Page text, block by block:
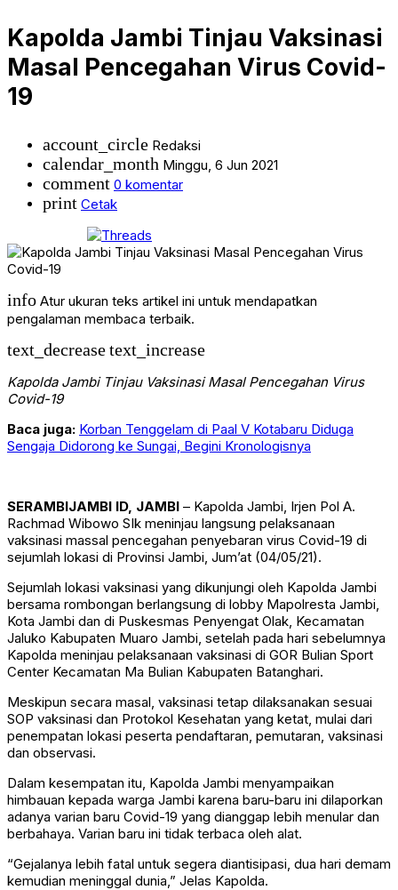
Kapolda Jambi Tinjau Vaksinasi
Masal Pencegahan Virus Covid-
19
account_circle Redaksi
calendar_month Minggu, 6 Jun 2021
comment 0 komentar
print Cetak
info Atur ukuran teks artikel ini untuk mendapatkan
pengalaman membaca terbaik.
text_decreasetext_increase
Kapolda Jambi Tinjau Vaksinasi Masal Pencegahan Virus
Covid-19
Baca juga: Korban Tenggelam di Paal V Kotabaru Diduga
Sengaja Didorong ke Sungai, Begini Kronologisnya
SERAMBIJAMBI ID, JAMBI – Kapolda Jambi, Irjen Pol A.
Rachmad Wibowo SIk meninjau langsung pelaksanaan
vaksinasi massal pencegahan penyebaran virus Covid-19 di
sejumlah lokasi di Provinsi Jambi, Jum’at (04/05/21).
Sejumlah lokasi vaksinasi yang dikunjungi oleh Kapolda Jambi
bersama rombongan berlangsung di lobby Mapolresta Jambi,
Kota Jambi dan di Puskesmas Penyengat Olak, Kecamatan
Jaluko Kabupaten Muaro Jambi, setelah pada hari sebelumnya
Kapolda meninjau pelaksanaan vaksinasi di GOR Bulian Sport
Center Kecamatan Ma Bulian Kabupaten Batanghari.
Meskipun secara masal, vaksinasi tetap dilaksanakan sesuai
SOP vaksinasi dan Protokol Kesehatan yang ketat, mulai dari
penempatan lokasi peserta pendaftaran, pemutaran, vaksinasi
dan observasi.
Dalam kesempatan itu, Kapolda Jambi menyampaikan
himbauan kepada warga Jambi karena baru-baru ini dilaporkan
adanya varian baru Covid-19 yang dianggap lebih menular dan
berbahaya. Varian baru ini tidak terbaca oleh alat.
“Gejalanya lebih fatal untuk segera diantisipasi, dua hari demam
kemudian meninggal dunia,” Jelas Kapolda.